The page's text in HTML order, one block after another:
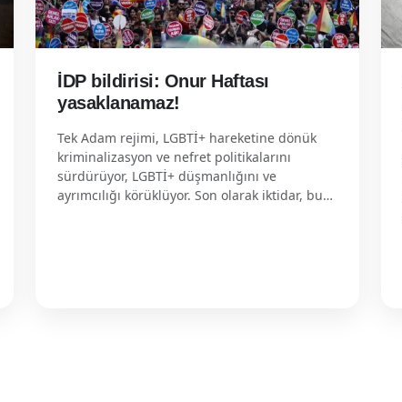
İDP bildirisi: Onur Haftası
yasaklanamaz!
Tek Adam rejimi, LGBTİ+ hareketine dönük
kriminalizasyon ve nefret politikalarını
sürdürüyor, LGBTİ+ düşmanlığını ve
ayrımcılığı körüklüyor. Son olarak iktidar, bu…